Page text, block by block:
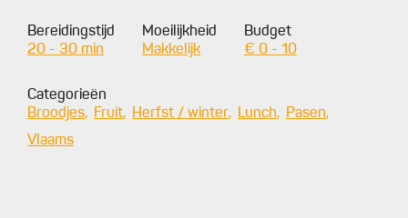
Bereidingstijd
20 - 30 min
Moeilijkheid
Makkelijk
Budget
€ 0 - 10
Categorieën
Broodjes
Fruit Herfst / winter Lunch
Pasen
Vlaams